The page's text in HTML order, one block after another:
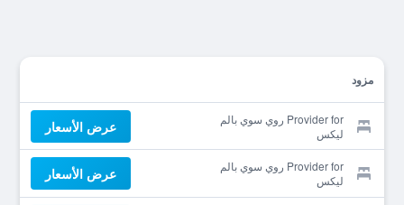
مزود
Provider for روي سوي بالم
ليكس
عرض الأسعار
Provider for روي سوي بالم
ليكس
عرض الأسعار